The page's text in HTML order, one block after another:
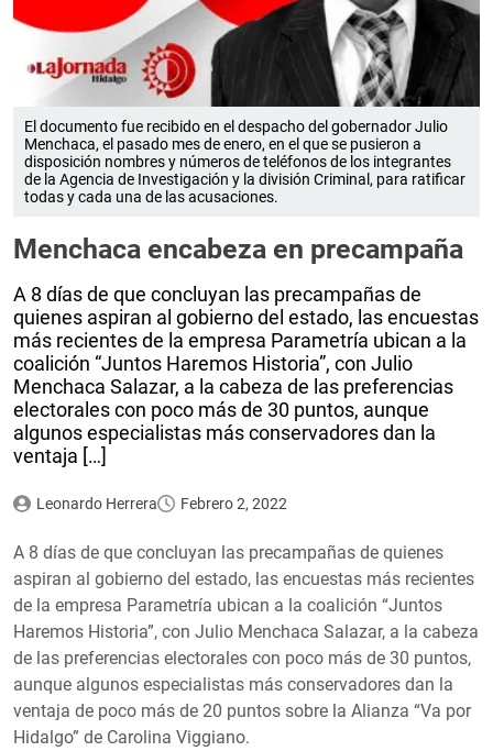
El documento fue recibido en el despacho del gobernador Julio
Menchaca, el pasado mes de enero, en el que se pusieron a
disposición nombres y números de teléfonos de los integrantes
de la Agencia de Investigación y la división Criminal, para ratificar
todas y cada una de las acusaciones.
Menchaca encabeza en precampaña
A 8 días de que concluyan las precampañas de
quienes aspiran al gobierno del estado, las encuestas
más recientes de la empresa Parametría ubican a la
coalición “Juntos Haremos Historia”, con Julio
Menchaca Salazar, a la cabeza de las preferencias
electorales con poco más de 30 puntos, aunque
algunos especialistas más conservadores dan la
ventaja […]
Leonardo Herrera Febrero 2, 2022
A 8 días de que concluyan las precampañas de quienes
aspiran al gobierno del estado, las encuestas más recientes
de la empresa Parametría ubican a la coalición “Juntos
Haremos Historia”, con Julio Menchaca Salazar, a la cabeza
de las preferencias electorales con poco más de 30 puntos,
aunque algunos especialistas más conservadores dan la
ventaja de poco más de 20 puntos sobre la Alianza “Va por
Hidalgo” de Carolina Viggiano.